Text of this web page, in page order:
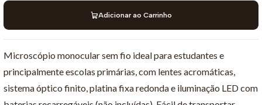
Adicionar ao Carrinho
Microscópio monocular sem fio ideal para estudantes e
principalmente escolas primárias, com lentes acromáticas,
sistema óptico finito, platina fixa redonda e iluminação LED com